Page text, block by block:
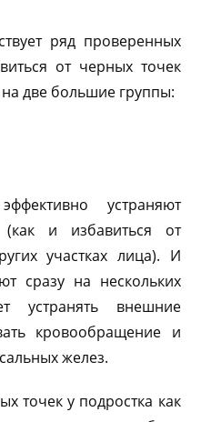
ряд проверенных
от черных точек
на две большие группы:
устраняют
и избавиться от
участках лица). И
сразу на нескольких
устранять внешние
кровообращение и
желез.
точек у подростка как